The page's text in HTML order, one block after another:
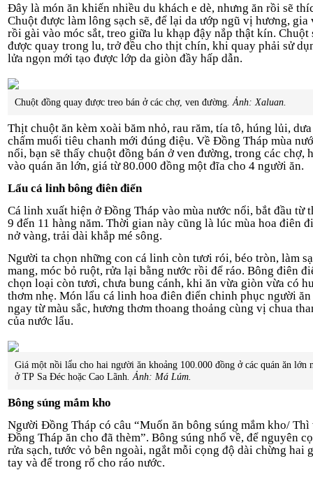
Đây là món ăn khiến nhiều du khách e dè, nhưng ăn rồi sẽ
Chuột được làm lông sạch sẽ, để lại da ướp ngũ vị hương, gia
rồi gài vào móc sắt, treo giữa lu khạp đậy nắp thật kín. Chuột
được quay trong lu, trở đều cho thịt chín, khi quay phải sử
lửa ngọn mới tạo được lớp da giòn đầy hấp dẫn.
Chuột đồng quay được treo bán ở các chợ, ven đường . Ảnh: Xaluan.
Thịt chuột ăn kèm xoài băm nhỏ, rau răm, tía tô, húng lủi,
chấm muối tiêu chanh mới đúng điệu. Về Đồng Tháp mùa
nổi, bạn sẽ thấy chuột đồng bán ở ven đường, trong các chợ,
vào quán ăn lớn, giá từ 80.000 đồng một đĩa cho 4 người ăn.
Lẩu cá linh bông điên điển
Cá linh xuất hiện ở Đồng Tháp vào mùa nước nổi, bắt đầu từ
9 đến 11 hàng năm. Thời gian này cũng là lúc mùa hoa điên
nở vàng, trải dài khắp mé sông.
Người ta chọn những con cá linh còn tươi rói, béo tròn, làm
mang, móc bỏ ruột, rửa lại bằng nước rồi để ráo. Bông điên
chọn loại còn tươi, chưa bung cánh, khi ăn vừa giòn vừa có
thơm nhẹ. Món lẩu cá linh hoa điên điển chinh phục người ăn
ngay từ màu sắc, hương thơm thoang thoảng cùng vị chua
của nước lẩu.
Giá một nồi lẩu cho hai người ăn khoảng 100.000 đồng ở các quán ăn lớn
ở TP Sa Đéc hoặc Cao Lãnh . Ảnh: Má Lúm.
Bông súng mắm kho
Người Đồng Tháp có câu “Muốn ăn bông súng mắm kho/ Thì
Đồng Tháp ăn cho đã thèm”. Bông súng nhổ về, để nguyên
rửa sạch, tước vỏ bên ngoài, ngắt mỗi cọng độ dài chừng hai
tay và để trong rổ cho ráo nước.